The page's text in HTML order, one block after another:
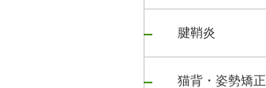
腱鞘炎
猫背・姿勢矯正